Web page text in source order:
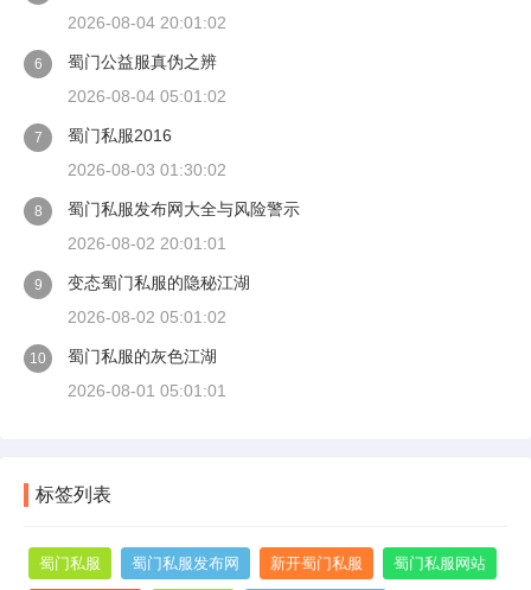
2026-08-04 20:01:02
6
蜀门公益服真伪之辨
2026-08-04 05:01:02
7
蜀门私服2016
2026-08-03 01:30:02
8
蜀门私服发布网大全与风险警示
2026-08-02 20:01:01
9
变态蜀门私服的隐秘江湖
2026-08-02 05:01:02
10
蜀门私服的灰色江湖
2026-08-01 05:01:01
标签列表
蜀门私服 蜀门私服发布网 新开蜀门私服 蜀门私服网站